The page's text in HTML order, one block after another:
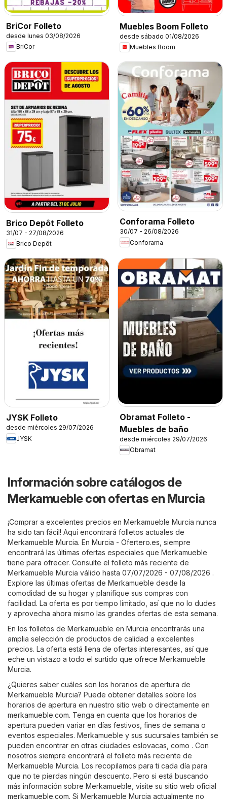
BriCor Folleto
desde lunes 03/08/2026
BriCor
Muebles Boom Folleto
desde sábado 01/08/2026
Muebles Boom
Brico Depôt Folleto
31/07 - 27/08/2026
Brico Depôt
Conforama Folleto
30/07 - 26/08/2026
Conforama
JYSK Folleto
desde miércoles 29/07/2026
JYSK
Obramat Folleto -
Muebles de baño
desde miércoles 29/07/2026
Obramat
Información sobre catálogos de
Merkamueble con ofertas en Murcia
¡Comprar a excelentes precios en Merkamueble Murcia nunca
ha sido tan fácil! Aquí encontrará folletos actuales de
Merkamueble Murcia. En Murcia - Ofertero.es , siempre
encontrará las últimas ofertas especiales que Merkamueble
tiene para ofrecer. Consulte el folleto más reciente de
Merkamueble Murcia válido hasta 07/07/2026 - 07/08/2026 .
Explore las últimas ofertas de Merkamueble desde la
comodidad de su hogar y planifique sus compras con
facilidad. La oferta es por tiempo limitado, así que no lo dudes
y aprovecha ahora mismo las grandes ofertas de esta semana.
En los folletos de Merkamueble en Murcia encontrarás una
amplia selección de productos de calidad a excelentes
precios. La oferta está llena de ofertas interesantes, así que
eche un vistazo a todo el surtido que ofrece Merkamueble
Murcia.
¿Quieres saber cuáles son los horarios de apertura de
Merkamueble Murcia? Puede obtener detalles sobre los
horarios de apertura en nuestro sitio web o directamente en
merkamueble.com. Tenga en cuenta que los horarios de
apertura pueden variar en días festivos, fines de semana o
eventos especiales. Merkamueble y sus sucursales también se
pueden encontrar en otras ciudades eslovacas, como . Con
nosotros siempre encontrará el folleto más reciente de
Merkamueble Murcia. Los recopilamos para ti cada día para
que no te pierdas ningún descuento. Pero si está buscando
más información sobre Merkamueble, visite su sitio web oficial
merkamueble.com. Si Merkamueble Murcia actualmente no